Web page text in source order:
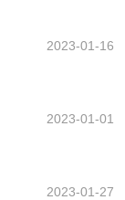
2023-01-16
2023-01-01
2023-01-27